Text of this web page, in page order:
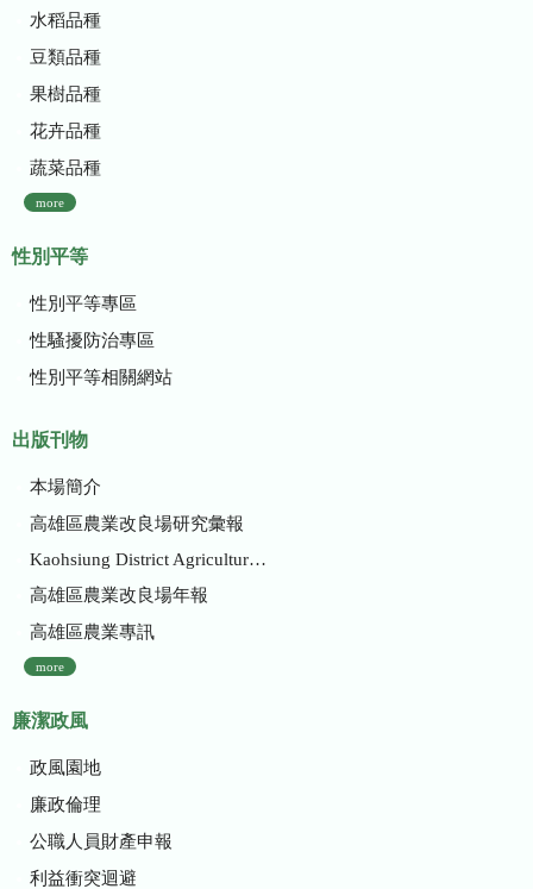
水稻品種
豆類品種
果樹品種
花卉品種
蔬菜品種
more
性別平等
性別平等專區
性騷擾防治專區
性別平等相關網站
出版刊物
本場簡介
高雄區農業改良場研究彙報
Kaohsiung District Agricultural Research and Extension Station
高雄區農業改良場年報
高雄區農業專訊
more
廉潔政風
政風園地
廉政倫理
公職人員財產申報
利益衝突迴避